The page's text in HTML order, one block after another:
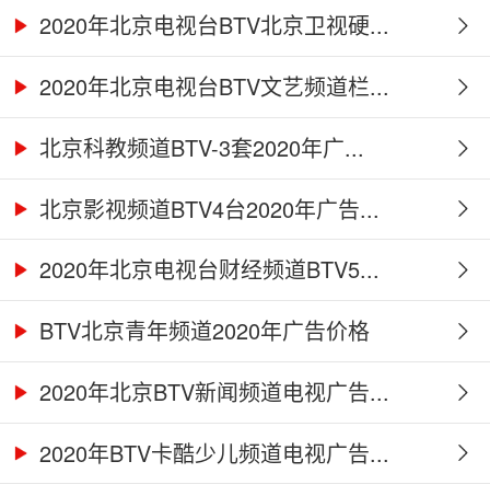
2020年北京电视台BTV北京卫视硬...
2020年北京电视台BTV文艺频道栏...
北京科教频道BTV-3套2020年广...
北京影视频道BTV4台2020年广告...
2020年北京电视台财经频道BTV5...
BTV北京青年频道2020年广告价格
2020年北京BTV新闻频道电视广告...
2020年BTV卡酷少儿频道电视广告...